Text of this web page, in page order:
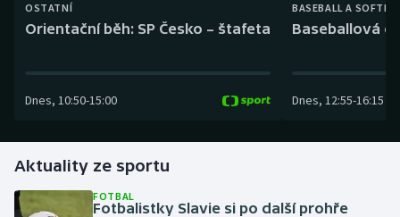
Dostihy
Futsal
Golf
Gymnastika
OSTATNÍ
Orientační běh: SP Česko – štafeta
Dnes, 10:50-15:00
BASEBALL A
Baseballová
Dnes, 12:55-16:15
Aktuality ze sportu
FOTBAL
Fotbalistky Slavie si po další prohře